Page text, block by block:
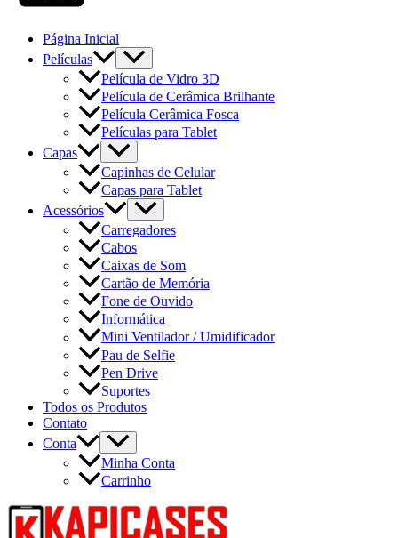
Página Inicial
Películas
Película de Vidro 3D
Película de Cerâmica Brilhante
Película Cerâmica Fosca
Películas para Tablet
Capas
Capinhas de Celular
Capas para Tablet
Acessórios
Carregadores
Cabos
Caixas de Som
Cartão de Memória
Fone de Ouvido
Informática
Mini Ventilador / Umidificador
Pau de Selfie
Pen Drive
Suportes
Todos os Produtos
Contato
Conta
Minha Conta
Carrinho